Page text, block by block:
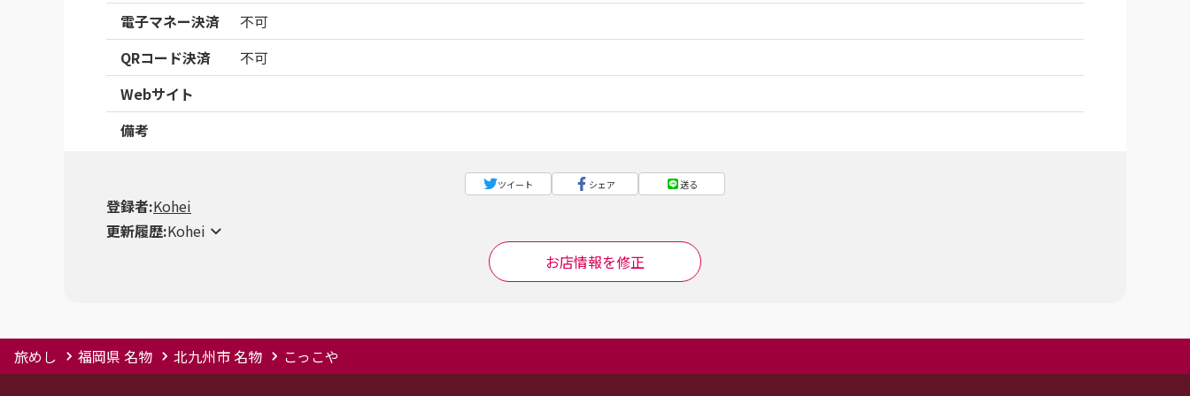
電子マネー決済
不可
QRコード決済
不可
Webサイト
備考
ツイート シェア 送る
登録者:Kohei
更新履歴:Kohei
お店情報を修正
旅めし 福岡県 名物 北九州市 名物 こっこや